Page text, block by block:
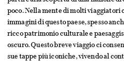
poco. Nella mente di molti viaggiatori
immagini di questo paese, spesso
ricco patrimonio culturale e
oscuro. Questo breve viaggio ci
sue tappe più iconiche, vivendo al